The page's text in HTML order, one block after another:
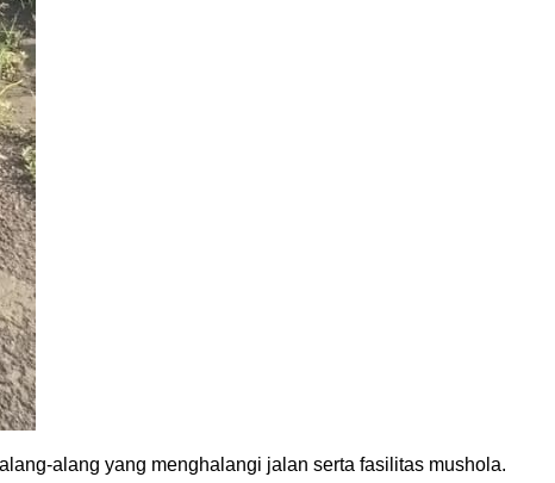
alang yang menghalangi jalan serta fasilitas mushola.